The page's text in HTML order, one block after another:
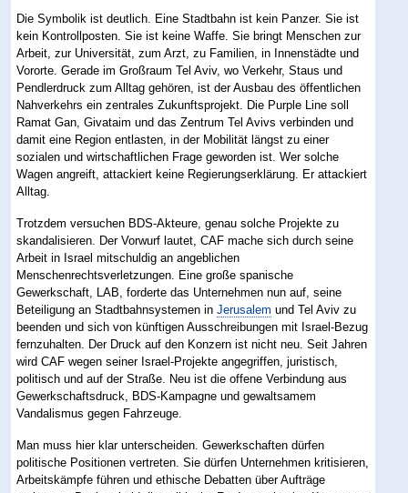
Die Symbolik ist deutlich. Eine Stadtbahn ist kein Panzer. Sie ist
kein Kontrollposten. Sie ist keine Waffe. Sie bringt Menschen zur
Arbeit, zur Universität, zum Arzt, zu Familien, in Innenstädte und
Vororte. Gerade im Großraum Tel Aviv, wo Verkehr, Staus und
Pendlerdruck zum Alltag gehören, ist der Ausbau des öffentlichen
Nahverkehrs ein zentrales Zukunftsprojekt. Die Purple Line soll
Ramat Gan, Givataim und das Zentrum Tel Avivs verbinden und
damit eine Region entlasten, in der Mobilität längst zu einer
sozialen und wirtschaftlichen Frage geworden ist. Wer solche
Wagen angreift, attackiert keine Regierungserklärung. Er attackiert
Alltag.
Trotzdem versuchen BDS-Akteure, genau solche Projekte zu
skandalisieren. Der Vorwurf lautet, CAF mache sich durch seine
Arbeit in Israel mitschuldig an angeblichen
Menschenrechtsverletzungen. Eine große spanische
Gewerkschaft, LAB, forderte das Unternehmen nun auf, seine
Beteiligung an Stadtbahnsystemen inJerusalem und Tel Aviv zu
beenden und sich von künftigen Ausschreibungen mit Israel-Bezug
fernzuhalten. Der Druck auf den Konzern ist nicht neu. Seit Jahren
wird CAF wegen seiner Israel-Projekte angegriffen, juristisch,
politisch und auf der Straße. Neu ist die offene Verbindung aus
Gewerkschaftsdruck, BDS-Kampagne und gewaltsamem
Vandalismus gegen Fahrzeuge.
Man muss hier klar unterscheiden. Gewerkschaften dürfen
politische Positionen vertreten. Sie dürfen Unternehmen kritisieren,
Arbeitskämpfe führen und ethische Debatten über Aufträge